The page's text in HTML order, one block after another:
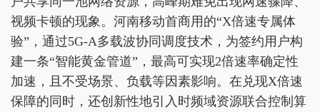
视频卡顿的现象。河南移动首商用的“X倍速专属体
验”，通过5G-A多载波协同调度技术，为签约用户构
建一条“智能黄金管道”，最高可实现2倍速率确定性
加速，且不受场景、负载等因素影响。在兑现X倍速
保障的同时，还创新性地引入时频域资源联合控制算